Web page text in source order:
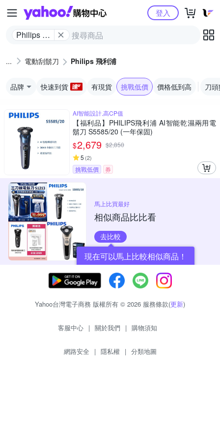
Yahoo購物中心
Philips 飛
登入
電動刮鬍刀 Philips 飛利浦
品牌 快速到貨 有現貨 挑戰低價 價格低到高 刀
AI智能設計,高CP值
【福利品】PHILIPS飛利浦 AI智能乾濕兩用電
鬍刀 S5585/20 (一年保固)
$2,679 $2,850
5 (2)
挑戰低價 券
馬上比買最好
相似商品比比看
去比較
現在可以馬上比較相似商品！
Yahoo台灣電子商務 版權所有 © 2026 服務條款(更新)
客服中心 | 關於我們 | 購物須知
網路安全 | 隱私權 | 分類地圖